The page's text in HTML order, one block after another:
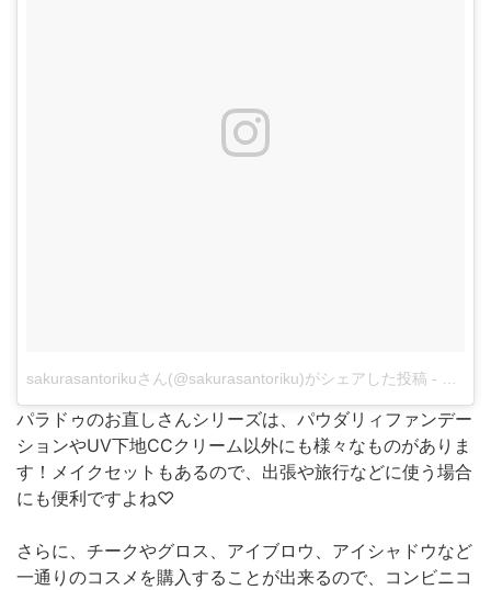
sakurasantorikuさん(@sakurasantoriku)がシェアした投稿 -
パラドゥのお直しさんシリーズは、パウダリィファンデー
ションやUV下地CCクリーム以外にも様々なものがありま
す！メイクセットもあるので、出張や旅行などに使う場合
にも便利ですよね♡
さらに、チークやグロス、アイブロウ、アイシャドウなど
一通りのコスメを購入することが出来るので、コンビニコ